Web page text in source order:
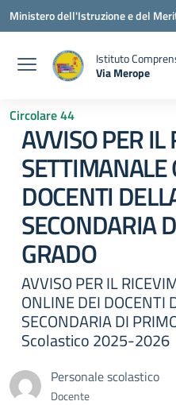
Vai ai contenuti
Vai al menu di navigazione
Vai al footer
Ministero dell'Istruzione e del
Istituto
Via Merope
Circolare 44
AVVISO PER
SETTIMANALE
DOCENTI
SECONDARIA
GRADO
AVVISO PER IL
ONLINE DEI DOCENTI
SECONDARIA DI
Scolastico 2025-2026
Personale scolastico
Docente